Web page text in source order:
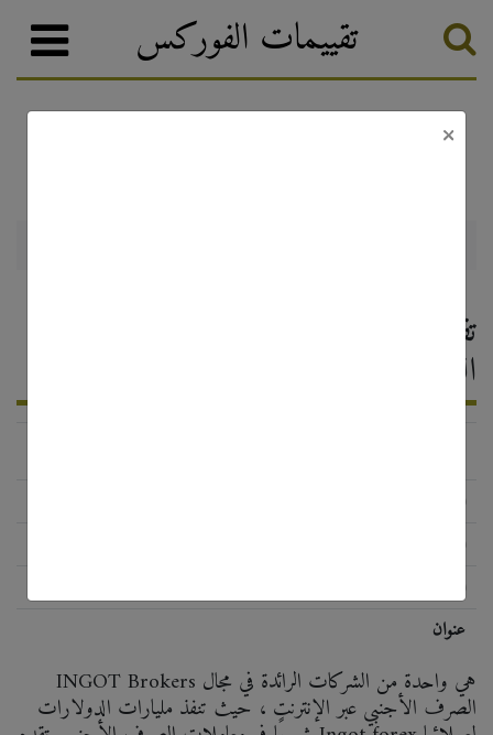
تقييمات الفوركس
التعليقات 2026
عنوان
INGOT Brokers هي واحدة من الشركات الرائدة في مجال
الصرف الأجنبي عبر الإنترنت ، حيث تنفذ مليارات الدولارات
×